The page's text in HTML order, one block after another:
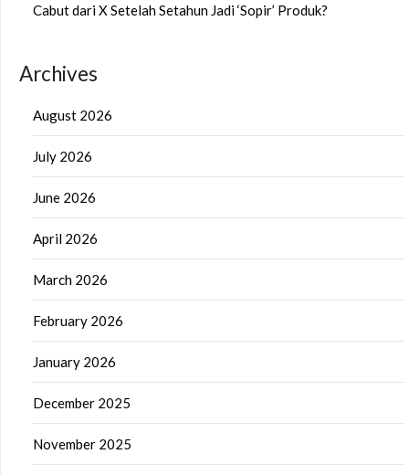
Cabut dari X Setelah Setahun Jadi ‘Sopir’ Produk?
Archives
August 2026
July 2026
June 2026
April 2026
March 2026
February 2026
January 2026
December 2025
November 2025